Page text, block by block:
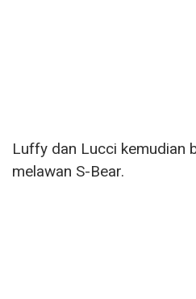
Luffy dan Lucci kemudian
melawan S-Bear.